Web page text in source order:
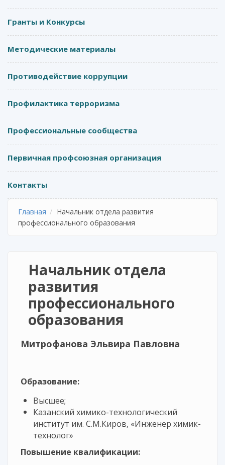
Гранты и Конкурсы
Методические материалы
Противодействие коррупции
Профилактика терроризма
Профессиональные сообщества
Первичная профсоюзная организация
Контакты
Главная
Начальник отдела развития
профессионального образования
Начальник отдела
развития
профессионального
образования
Митрофанова Эльвира Павловна
Образование:
Высшее;
Казанский химико-технологический
институт им. С.М.Киров, «Инженер химик-
технолог»
Повышение квалификации: